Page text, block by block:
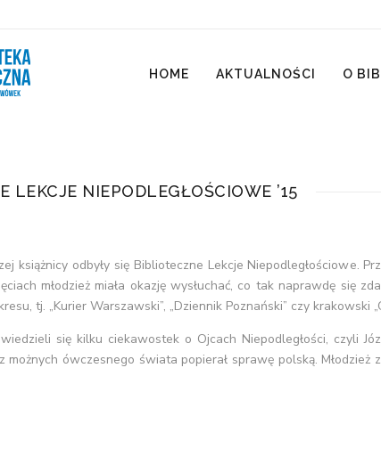
HOME AKTUALNOŚCI O
LEKCJE NIEPODLEGŁOŚCIOWE ’15
książnicy odbyły się Biblioteczne Lekcje Niepodległościowe.
młodzież miała okazję wysłuchać, co tak naprawdę się
tj. „Kurier Warszawski”, „Dziennik Poznański” czy krakowski
się kilku ciekawostek o Ojcach Niepodległości, czyli
możnych ówczesnego świata popierał sprawę polską.